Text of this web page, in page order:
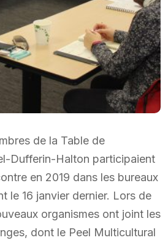
de la Table de
Dufferin-Halton participaient
en 2019 dans les bureaux
le 16 janvier dernier. Lors de
organismes ont joint les
dont le Peel Multicultural